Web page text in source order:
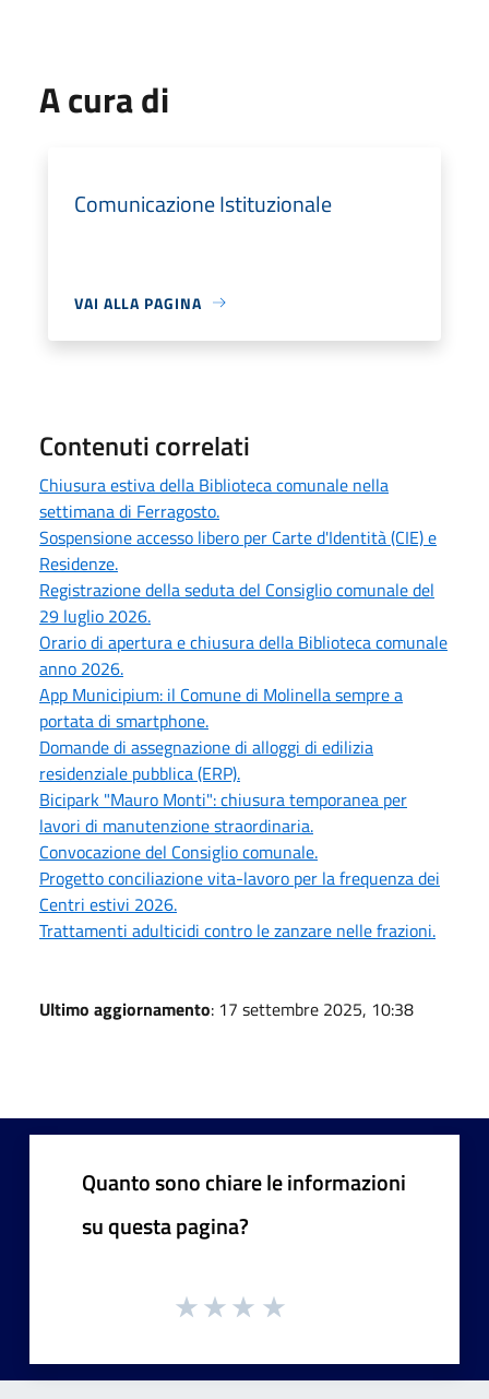
A cura di
Comunicazione Istituzionale
VAI ALLA PAGINA
Contenuti correlati
Chiusura estiva della Biblioteca comunale nella
settimana di Ferragosto.
Sospensione accesso libero per Carte d'Identità (CIE) e
Residenze.
Registrazione della seduta del Consiglio comunale del
29 luglio 2026.
Orario di apertura e chiusura della Biblioteca comunale
anno 2026.
App Municipium: il Comune di Molinella sempre a
portata di smartphone.
Domande di assegnazione di alloggi di edilizia
residenziale pubblica (ERP).
Bicipark "Mauro Monti": chiusura temporanea per
lavori di manutenzione straordinaria.
Convocazione del Consiglio comunale.
Progetto conciliazione vita-lavoro per la frequenza dei
Centri estivi 2026.
Trattamenti adulticidi contro le zanzare nelle frazioni.
Ultimo aggiornamento: 17 settembre 2025, 10:38
Quanto sono chiare le informazioni
su questa pagina?